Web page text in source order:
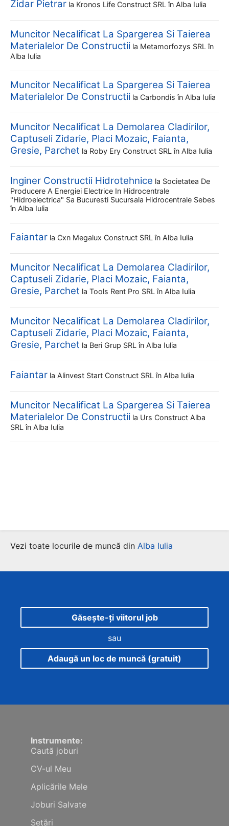
Zidar Pietrar la Kronos Life Construct SRL în Alba Iulia
Muncitor Necalificat La Spargerea Si Taierea
Materialelor De Constructii la Metamorfozys SRL în
Alba Iulia
Muncitor Necalificat La Spargerea Si Taierea
Materialelor De Constructii la Carbondis în Alba Iulia
Muncitor Necalificat La Demolarea Cladirilor,
Captuseli Zidarie, Placi Mozaic, Faianta,
Gresie, Parchet la Roby Ery Construct SRL în Alba Iulia
Inginer Constructii Hidrotehnice la Societatea De
Producere A Energiei Electrice In Hidrocentrale
"hidroelectrica" Sa Bucuresti Sucursala Hidrocentrale Sebes
în Alba Iulia
Faiantar la Cxn Megalux Construct SRL în Alba Iulia
Muncitor Necalificat La Demolarea Cladirilor,
Captuseli Zidarie, Placi Mozaic, Faianta,
Gresie, Parchet la Tools Rent Pro SRL în Alba Iulia
Muncitor Necalificat La Demolarea Cladirilor,
Captuseli Zidarie, Placi Mozaic, Faianta,
Gresie, Parchet la Beri Grup SRL în Alba Iulia
Faiantar la Alinvest Start Construct SRL în Alba Iulia
Muncitor Necalificat La Spargerea Si Taierea
Materialelor De Constructii la Urs Construct Alba
SRL în Alba Iulia
Vezi toate locurile de muncă din Alba Iulia
Găsește-ți viitorul job
sau
Adaugă un loc de muncă (gratuit)
Instrumente:
Caută joburi
CV-ul Meu
Aplicările Mele
Joburi Salvate
Setări